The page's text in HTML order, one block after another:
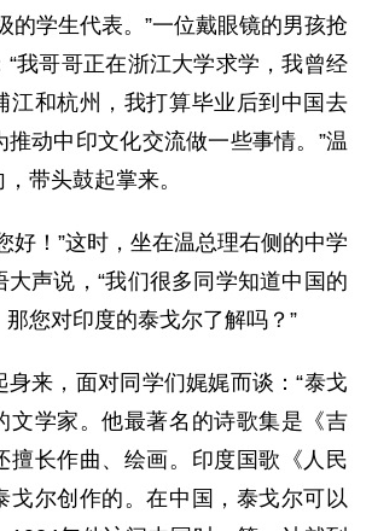
学生代表。”一位戴眼镜的男孩抢
“我哥哥正在浙江大学求学，我曾经
江和杭州，我打算毕业后到中国去
动中印文化交流做一些事情。”温
带头鼓起掌来。
！”这时，坐在温总理右侧的中学
大声说，“我们很多同学知道中国的
您对印度的泰戈尔了解吗？”
，面对同学们娓娓而谈：“泰戈
文学家。他最著名的诗歌集是《吉
擅长作曲、绘画。印度国歌《人民
戈尔创作的。在中国，泰戈尔可以